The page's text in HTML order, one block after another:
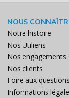
NOUS
Notre histoire
Nos Utiliens
Nos engagements
Nos clients
Foire aux questions
Informations